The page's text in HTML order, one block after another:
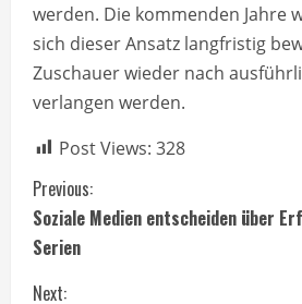
werden. Die kommenden Jahre
sich dieser Ansatz langfristig
Zuschauer wieder nach
verlangen werden.
Post Views: 328
C
o
n
Previous:
Soziale Medien entscheiden über
Serien
Next: